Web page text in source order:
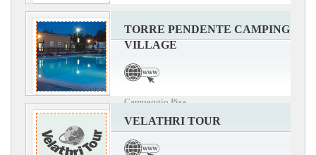
TORRE PENDENTE CAMPING
VILLAGE
Campeggio Pisa
VELATHRI TOUR